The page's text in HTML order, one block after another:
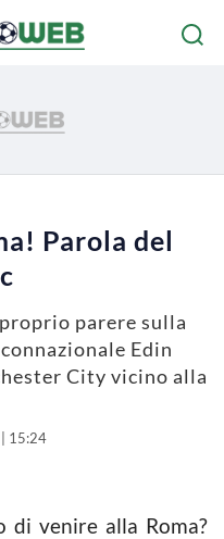
Parola del
parere sulla
Edin
City vicino alla
15:24
di venire alla Roma?